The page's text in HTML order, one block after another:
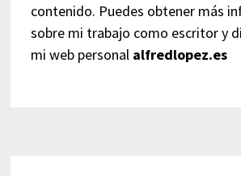
contenido. Puedes obtener más
sobre mi trabajo como escritor y
mi web personal alfredlopez.es